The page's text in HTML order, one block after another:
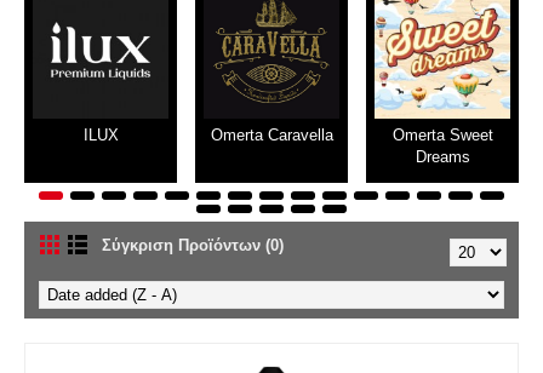
ILUX Omerta Caravella
Omerta Sweet
Dreams
Σύγκριση Προϊόντων (0)